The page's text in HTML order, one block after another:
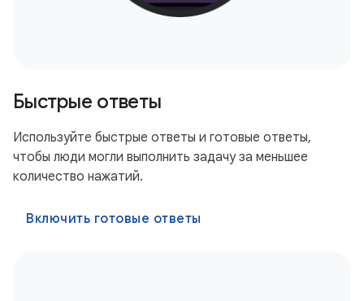
Быстрые ответы
Используйте быстрые ответы и готовые ответы,
чтобы люди могли выполнить задачу за меньшее
количество нажатий.
Включить готовые ответы